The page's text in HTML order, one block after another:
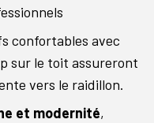
confortables avec
sur le toit assureront
vers le raidillon.
et modernité,